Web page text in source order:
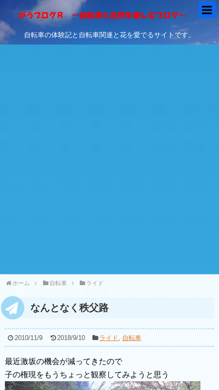
自転車の体験記と自転車関連と花を愛でるサイトです。
ホーム 自転車 ライド
なんとなく秩父路
2010/11/9 2018/9/10 ライド, 自転車
最近激坂の機会が減ってきたので
子の権現をもうちょっと観察してみようと思う